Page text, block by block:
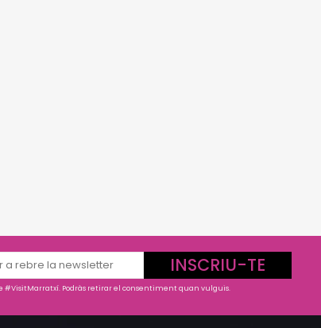
INSCRIU-TE
Podràs retirar el consentiment quan vulguis.